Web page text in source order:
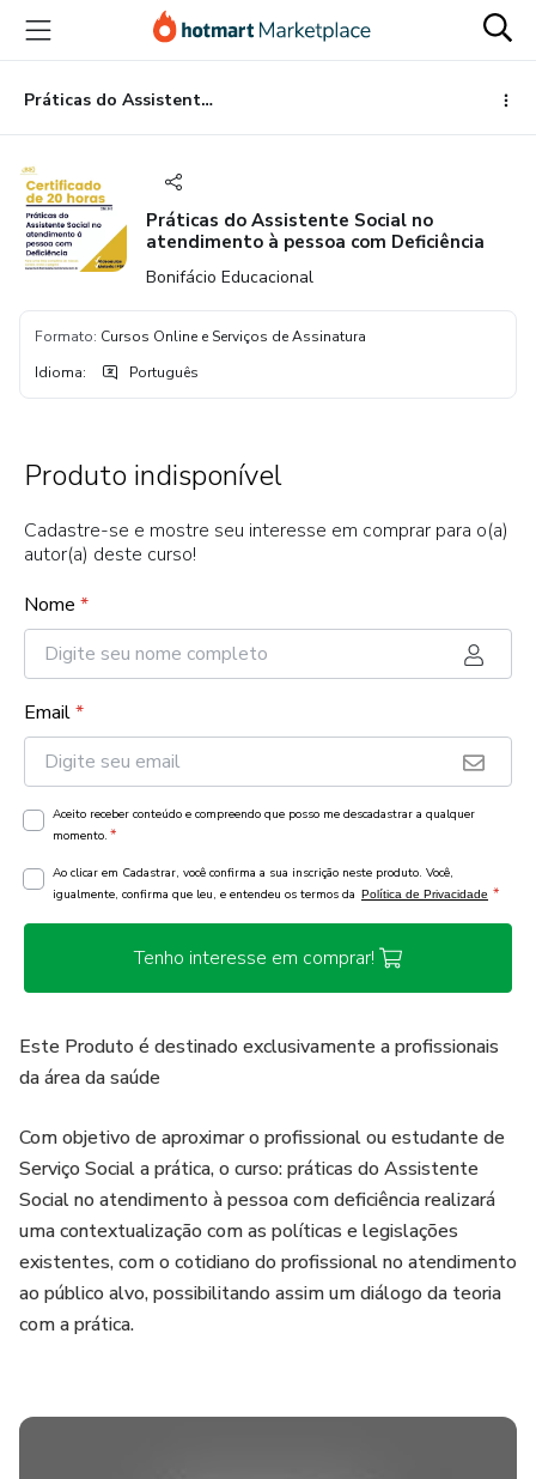
para
conteúdo
principal
para
pagamento
para
rodapé
Práticas do Assistente Social no atendimento à pessoa com Deficiência
Práticas do Assistente Social no
atendimento à pessoa com Deficiência
Bonifácio Educacional
Formato: Cursos Online e Serviços de Assinatura
Idioma: Português
Produto indisponível
Cadastre-se e mostre seu interesse em comprar para o(a)
autor(a) deste curso!
Nome *
Email*
Aceito receber conteúdo e compreendo que posso me descadastrar a qualquer
momento. *
Ao clicar em Cadastrar, você confirma a sua inscrição neste produto. Você,
igualmente, confirma que leu, e entendeu os termos da Política de Privacidade *
Tenho interesse em comprar!
Este Produto é destinado exclusivamente a profissionais
da área da saúde
Com objetivo de aproximar o profissional ou estudante de
Serviço Social a prática, o curso: práticas do Assistente
Social no atendimento à pessoa com deficiência realizará
uma contextualização com as políticas e legislações
existentes, com o cotidiano do profissional no atendimento
ao público alvo, possibilitando assim um diálogo da teoria
com a prática.